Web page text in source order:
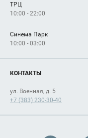
Как добраться
ТРЦ
10:00 - 22:00
Синема Парк
10:00 - 03:00
КОНТАКТЫ
ул. Военная, д. 5
+7 (383) 230-30-40